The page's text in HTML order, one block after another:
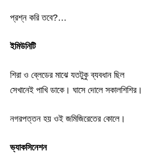
প্রশ্ন করি তবে?…
ইমিউনিটি
শিরা ও ব্লেডের মাঝে যতটুকু ব্যবধান ছিল
সেখানেই পাখি ডাকে। ঘাসে দোলে সকালশিশির।
নগরপত্তন হয় ওই জমিজিরেতের কোলে।
ভ্যাকসিনেশন